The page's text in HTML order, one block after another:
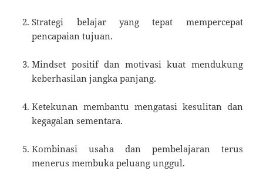
Strategi belajar yang tepat mempercepat
pencapaian tujuan.
Mindset positif dan motivasi kuat mendukung
keberhasilan jangka panjang.
Ketekunan membantu mengatasi kesulitan dan
kegagalan sementara.
Kombinasi usaha dan pembelajaran terus
menerus membuka peluang unggul.